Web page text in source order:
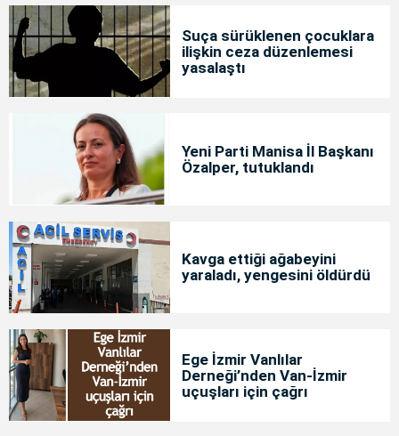
Suça sürüklenen çocuklara
ilişkin ceza düzenlemesi
yasalaştı
Yeni Parti Manisa İl Başkanı
Özalper, tutuklandı
Kavga ettiği ağabeyini
yaraladı, yengesini öldürdü
Ege İzmir Vanlılar
Derneği’nden Van-İzmir
uçuşları için çağrı